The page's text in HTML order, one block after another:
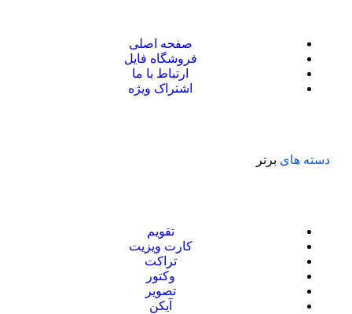
صفحه اصلی
فروشگاه فایل
ارتباط با ما
اشتراک ویژه
دسته های برتر
تقویم
کارت ویزیت
تراکت
وکتور
تصویر
آیکن